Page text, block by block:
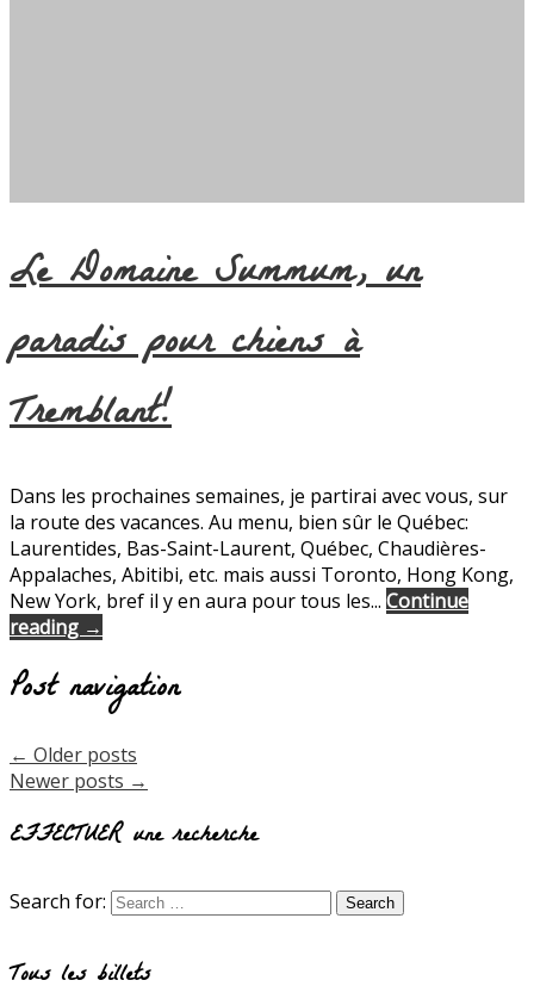
Le Domaine Summum, un
paradis pour chiens à
Tremblant!
Dans les prochaines semaines, je partirai avec vous, sur
la route des vacances. Au menu, bien sûr le Québec:
Laurentides, Bas-Saint-Laurent, Québec, Chaudières-
Appalaches, Abitibi, etc. mais aussi Toronto, Hong Kong,
New York, bref il y en aura pour tous les... Continue
reading →
Post navigation
← Older posts
Newer posts →
EFFECTUER une recherche
Search for:
Tous les billets